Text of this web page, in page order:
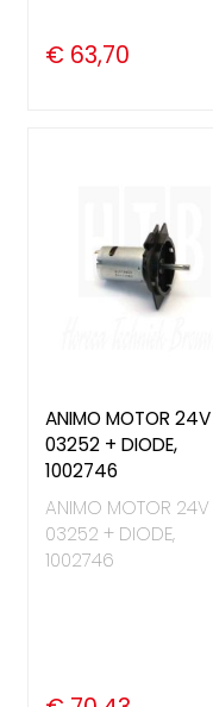
€ 63,70
ANIMO MOTOR
03252 + DIODE,
1002746
ANIMO MOTOR
03252 + DIODE,
1002746